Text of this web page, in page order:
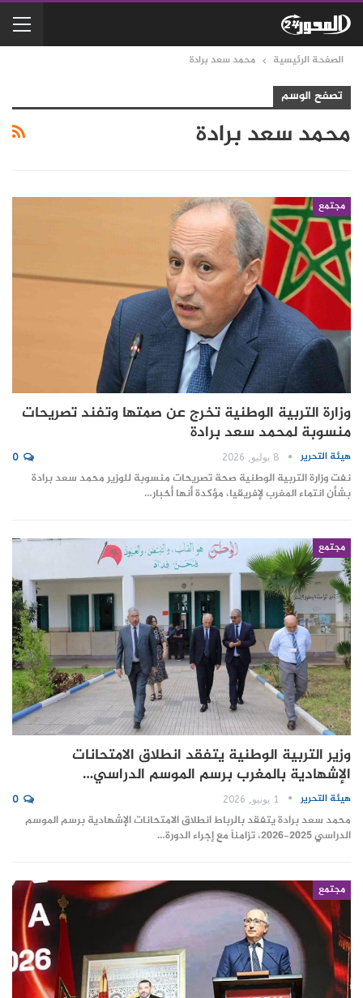
الصفحة الرئيسية محمد سعد برادة
تصفح الوسم
محمد سعد برادة
مجتمع
وزارة التربية الوطنية تخرج عن صمتها وتفند تصريحات
منسوبة لمحمد سعد برادة
هيئة التحرير 8 يوليو, 2026 0
نفت وزارة التربية الوطنية صحة تصريحات منسوبة للوزير محمد سعد برادة
بشأن انتماء المغرب لإفريقيا، مؤكدة أنها أخبار…
مجتمع
وزير التربية الوطنية يتفقد انطلاق الامتحانات
الإشهادية بالمغرب برسم الموسم الدراسي…
هيئة التحرير 1 يونيو, 2026 0
محمد سعد برادة يتفقد بالرباط انطلاق الامتحانات الإشهادية برسم الموسم
الدراسي 2025-2026، تزامناً مع إجراء الدورة…
مجتمع